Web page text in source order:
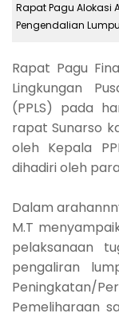
Rapat Pagu Alokasi
Pengendalian
Rapat Pagu
Lingkungan
(PPLS) pada
rapat Sunarso
oleh Kepala
dihadiri oleh
Dalam
M.T
pelaksanaan
pengaliran
Pemeliharaan